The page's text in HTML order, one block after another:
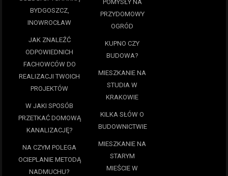
BYDGOSZCZ,
INOWROCŁAW
JAK ZNALEŹĆ
ODPOWIEDNICH
FACHOWCÓW DO
REALIZACJI TWOICH
PROJEKTÓW
W JAKI SPOSÓB
PRZETKAĆ DOMOWĄ
KANALIZACJĘ?
NA CZYM POLEGA
OCIEPLANIE METODĄ
NADMUCHU?
POMYSŁY NA
PRZYDOMOWY
OGRÓD
KUPNO CZY
BUDOWA?
MIESZKANIE NA
STUDIA W
KRAKOWIE
KILKA SŁÓW O
BUDOWNICTWIE
MIESZKANIE NA
STARYM
MIEŚCIE W